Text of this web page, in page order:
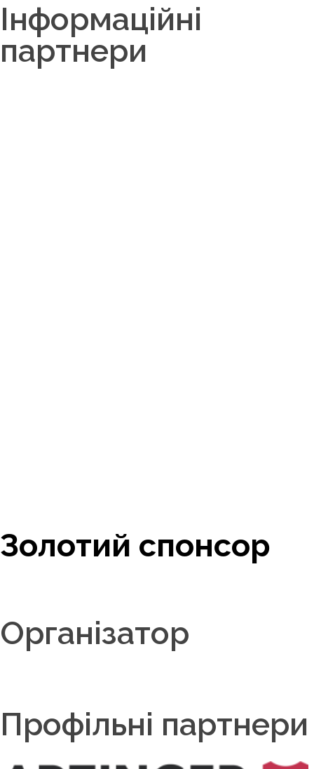
Інформаційні
партнери
Золотий спонсор
Організатор
Профільні партнери